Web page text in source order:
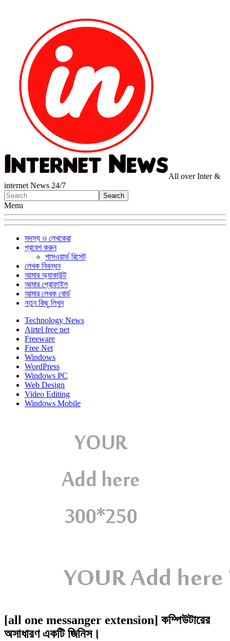
All over Inter &
internet News 24/7
Menu
সদস্য ও লেখকেরা
প্রবেশ করুন
পাসওয়ার্ড রিসেট
লেখক নিবন্ধন
আমার অ্যাকাউন্ট
আমার প্রোফাইল
আমার লেখক বোর্ড
নতুন কিছু লিখুন
Technology News
Airtel free net
Freeware
Free Net
Windows
WordPress
Windows PC
Web Design
Video Editing
Windows Mobile
[all one messanger extension] কম্পিউটারের
অসাধারণ একটি জিনিস।